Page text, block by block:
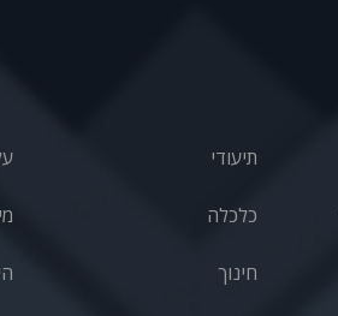
תיעודי
כלכלה
חינוך